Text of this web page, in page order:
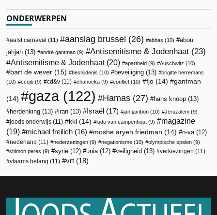
ONDERWERPEN
aalst carnaval (11) aanslag brussel (26) abbas (10)
abou
jahjah (13) andré gantman (9) Antisemitisme & Jodenhaat (23)
Antisemitisme & Jodenhaat(20) apartheid (9) Auschwitz (10)
bart de wever (15) besnijdenis (10) beveiliging (13)
brigitte herremans
(10)
ccojb (9) cd&v (11) chanoeka (9) conflict (10) fjo (14) gantman
(14) gaza(122) Hamas (27) hans knoop (13)
herdenking (13) iran (13) Israël (17) jan jambon (10) Jeruzalem (9)
joods onderwijs (11) kkl (14) ludo van campenhout (9)
magazine
(19)
michael freilich (16) moshe aryeh friedman (14) n-va(12)
nederland (11) nederzettingen (9) negationisme (10) olympische spelen (9)
shimon peres (9) syrië (12) unia(12) veiligheid (13) verkiezingen (11)
vlaams belang (11) vrt (18)